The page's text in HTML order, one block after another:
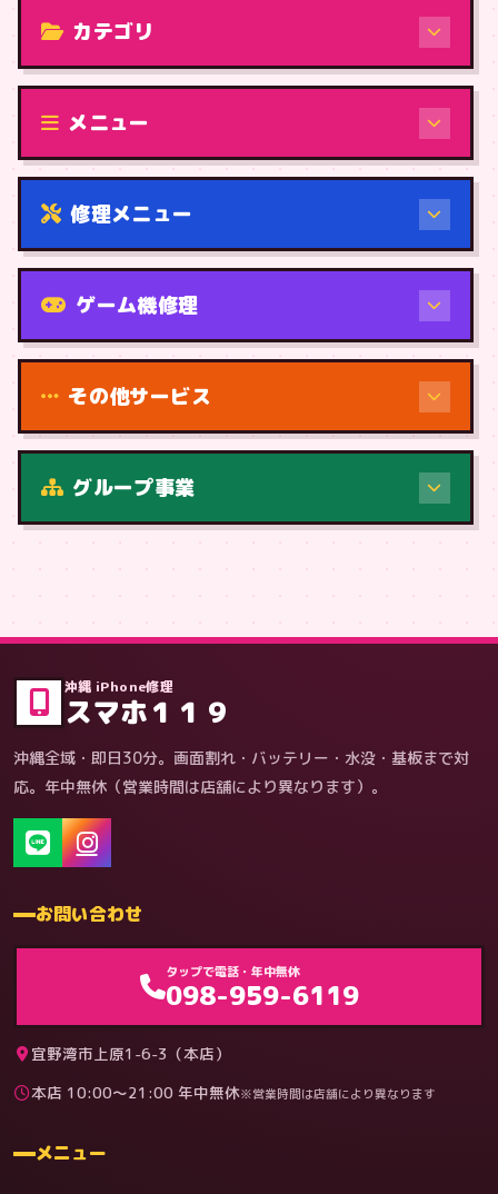
カテゴリ
修理（機種から）
メニュー
修理メニュー
機種から
症状・内容から
料金
ゲーム機修理
その他サービス
グループ事業
沖縄 iPhone修理
スマホ１１９
沖縄全域・即日30分。画面割れ・バッテリー・水没・基板まで対
応。年中無休（営業時間は店舗により異なります）。
お問い合わせ
タップで電話・年中無休
098-959-6119
宜野湾市上原1-6-3（本店）
本店 10:00〜21:00 年中無休※営業時間は店舗により異なります
メニュー